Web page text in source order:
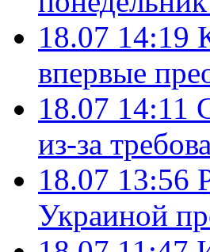
18.07 14:19
впервые
18.07 14:11
из-за
18.07 13:56
Украиной